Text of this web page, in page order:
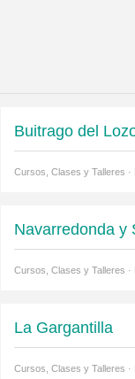
Buitrago del
Cursos, Clases y Talleres ·
Navarredonda y
Cursos, Clases y Talleres ·
La Gargantilla
Cursos, Clases y Talleres ·